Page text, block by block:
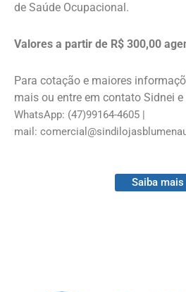
de Saúde Ocupacional.
Valores a partir de R$ 300,00
Para cotação e maiores
mais ou entre em contato Sidnei e
WhatsApp: (47)99164-
mail:
Saiba mais